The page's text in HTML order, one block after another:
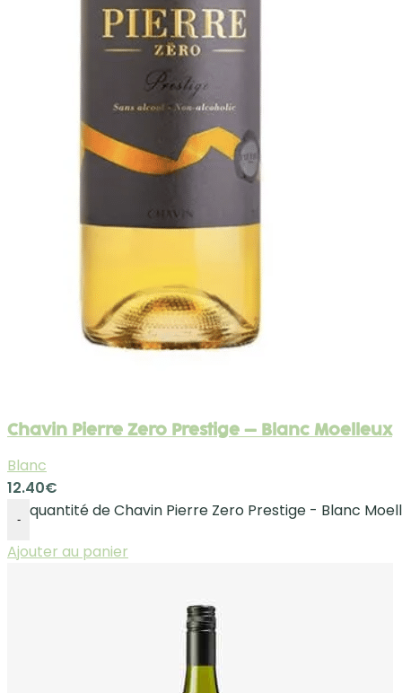
Chavin Pierre Zero Prestige – Blanc Moelleux
Blanc
12.40€
-
quantité de Chavin Pierre Zero Prestige - Blanc
Ajouter au panier